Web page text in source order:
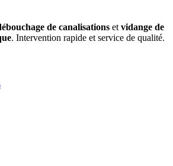
de canalisations et vidange de
. Intervention rapide et service de qualité.